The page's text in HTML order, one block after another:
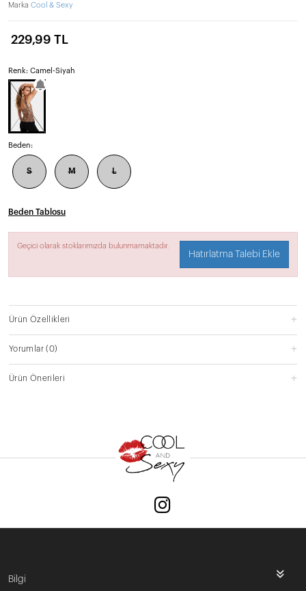
Marka Cool & Sexy
229,99 TL
Renk: Camel-Siyah
Beden:
S M L
Beden Tablosu
Geçici olarak stoklarımızda bulunmamaktadır.
Hatırlatma Talebi Ekle
Ürün Özellikleri
Yorumlar(0)
Ürün Önerileri
Bilgi